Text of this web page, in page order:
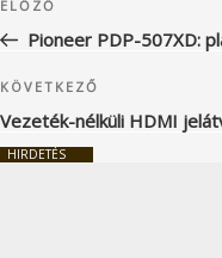
navigáció
Korábbi
bejegyzés
ELŐZŐ
Pioneer PDP-507XD:
Következő
bejegyzés
KÖVETKEZŐ
Vezeték-nélküli HDMI
HIRDETÉS